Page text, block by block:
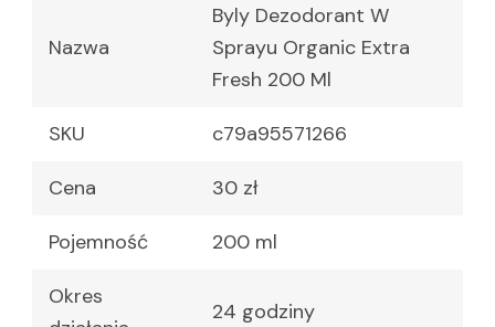
Nazwa
Byly Dezodorant W
Sprayu Organic Extra
Fresh 200 Ml
SKU c79a95571266
Cena 30 zł
Pojemność 200 ml
Okres
24 godziny